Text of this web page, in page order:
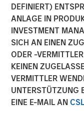
DEFINIERT)
ANLAGE IN
INVESTMENT
SICH AN EINEN
ODER -
KEINEN
VERMITTLER
UNTERSTÜTZUNG
EINE E-MAIL AN
Acquisitions
complete
the world.
07 JUNI 2021